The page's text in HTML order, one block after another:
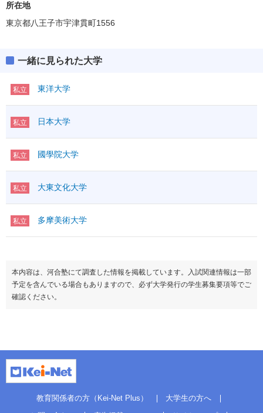
所在地
東京都八王子市宇津貫町1556
一緒に見られた大学
私立 東洋大学
私立 日本大学
私立 國學院大学
私立 大東文化大学
私立 多摩美術大学
本内容は、河合塾にて調査した情報を掲載しています。入試関連情報は一部
予定を含んでいる場合もありますので、必ず大学発行の学生募集要項等でご
確認ください。
教育関係者の方（Kei-Net Plus）
大学生の方へ